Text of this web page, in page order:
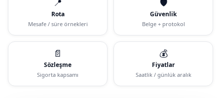
📍
Rota
Mesafe / süre örnekleri
🛡️
Güvenlik
Belge + protokol
📄
Sözleşme
Sigorta kapsamı
💰
Fiyatlar
Saatlik / günlük aralık